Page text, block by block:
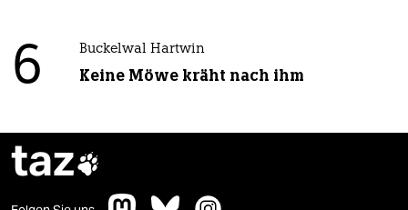
6 Buckelwal Hartwin
Keine Möwe kräht nach ihm
taz